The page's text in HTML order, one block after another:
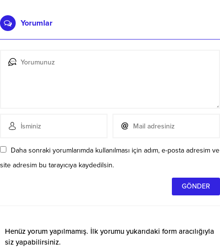
Yorumlar
Daha sonraki yorumlarımda kullanılması için adım, e-posta adresim ve
site adresim bu tarayıcıya kaydedilsin.
Henüz yorum yapılmamış. İlk yorumu yukarıdaki form aracılığıyla
siz yapabilirsiniz.